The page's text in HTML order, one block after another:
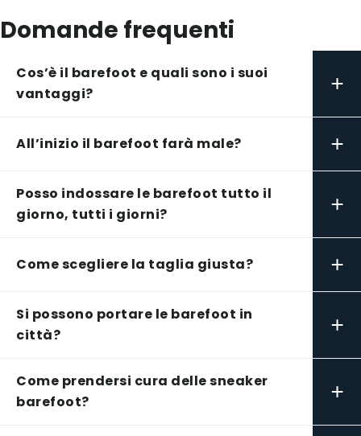
Domande frequenti
Cos’è il barefoot e quali sono i suoi
vantaggi?
+
All’inizio il barefoot farà male? +
Posso indossare le barefoot tutto il
giorno, tutti i giorni?
+
Come scegliere la taglia giusta? +
Si possono portare le barefoot in
città?
+
Come prendersi cura delle sneaker
barefoot?
+